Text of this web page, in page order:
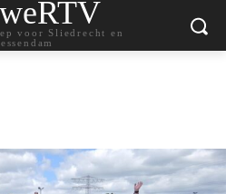
voor Sliedrecht en